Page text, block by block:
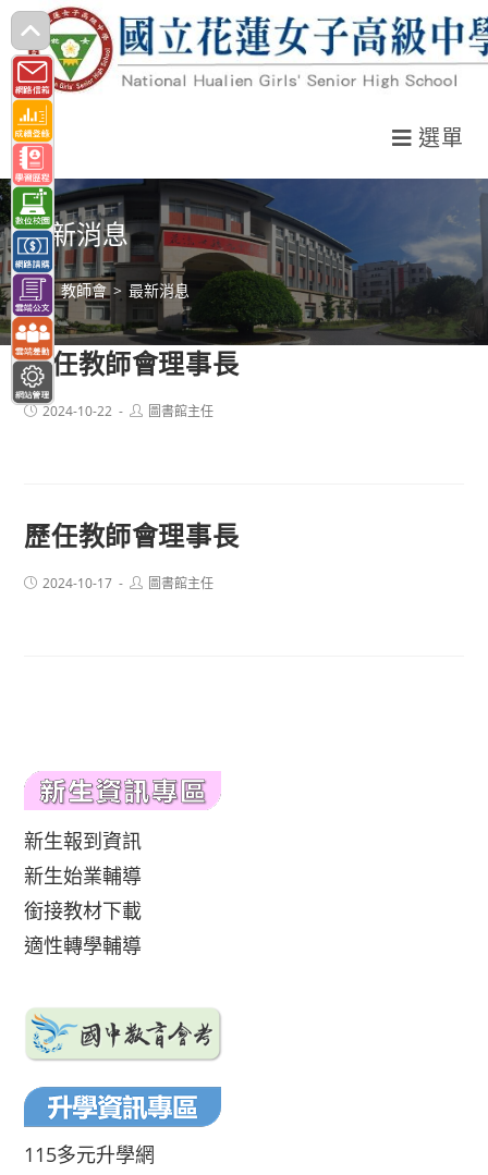
跳
轉
至
主
要
內
容
選單
最新消息
> 教師會 > 最新消息
歷任教師會理事長
Post2024-10-22
Post圖書館主任
歷任教師會理事長
Post2024-10-17
Post圖書館主任
新生報到資訊
新生始業輔導
銜接教材下載
適性轉學輔導
115多元升學網